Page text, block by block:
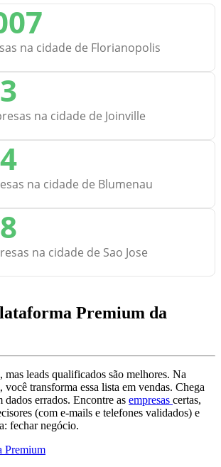
na cidade de Florianopolis
na cidade de Joinville
na cidade de Blumenau
na cidade de Sao Jose
Premium da
mas leads qualificados são melhores. Na
transforma essa lista em vendas. Chega
dados errados. Encontre as empresas certas,
(com e-mails e telefones validados) e
fechar negócio.
Premium